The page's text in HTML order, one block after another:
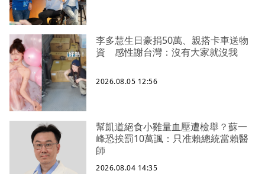
李多慧生日豪捐50萬、親搭卡車送物
資 感性謝台灣：沒有大家就沒我
2026.08.05 12:56
幫凱道絕食小雞量血壓遭檢舉？蘇一
峰恐挨罰10萬諷：只准賴總統當賴醫
師
2026.08.04 14:35